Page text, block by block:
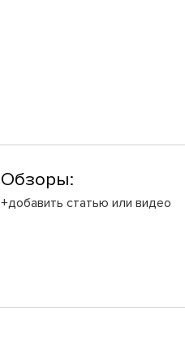
Обзоры:
+добавить статью или видео